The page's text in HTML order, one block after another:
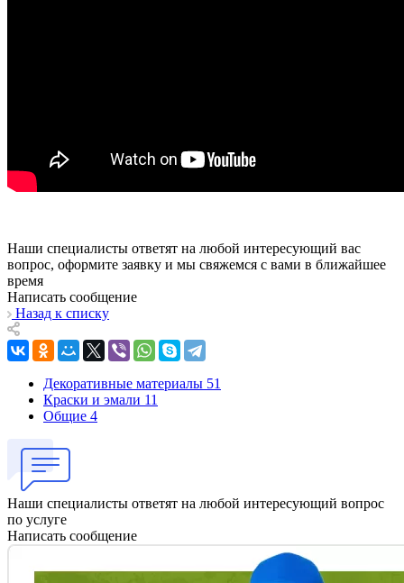
Наши специалисты ответят на любой интересующий вас
вопрос, оформите заявку и мы свяжемся с вами в ближайшее
время
Написать сообщение
Назад к списку
Декоративные материалы 51
Краски и эмали 11
Общие 4
Наши специалисты ответят на любой интересующий вопрос
по услуге
Написать сообщение